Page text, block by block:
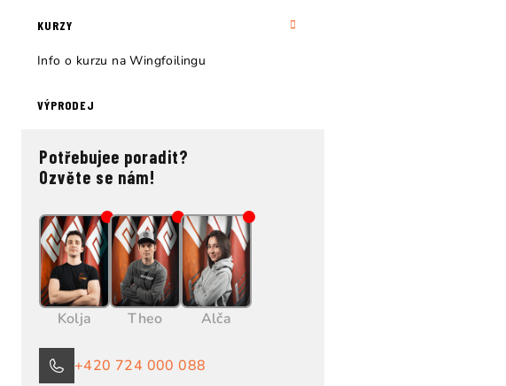
KURZY
Info o kurzu na Wingfoilingu
VÝPRODEJ
Potřebujee poradit?
Ozvěte se nám!
Kolja Theo Alča
+420 724 000 088